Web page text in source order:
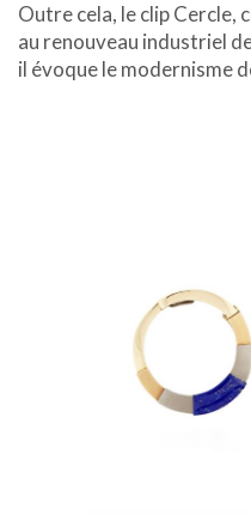
Outre cela, le clip Cercle,
au renouveau industriel
il évoque le modernisme